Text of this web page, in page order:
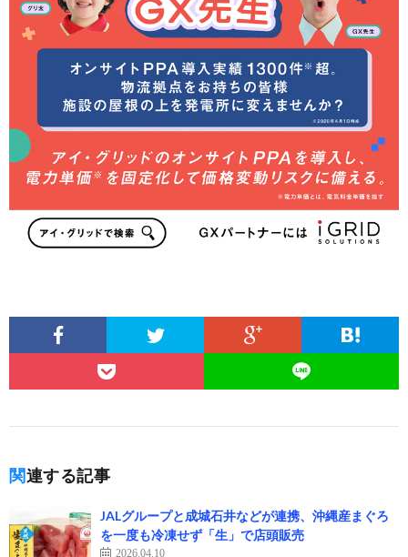
関連する記事
JALグループと成城石井などが連携、沖縄産まぐろ
を一度も冷凍せず「生」で店頭販売
2026.04.10